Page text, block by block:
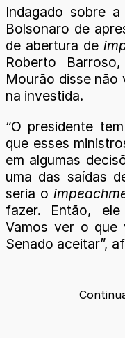
Indagado sobre
Bolsonaro de
de abertura de
Roberto
Mourão disse não
na investida.
“O presidente
que esses
em algumas
uma das saídas
seria o
fazer. Então,
Vamos ver o que
Senado aceitar”,